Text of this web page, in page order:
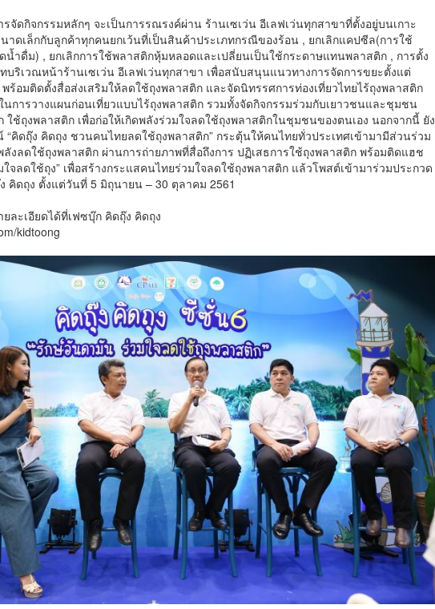
จัดกิจกรรมหลักๆ จะเป็นการรณรงค์ผ่าน ร้านเซเว่น อีเลฟเว่นทุกสาขาที่ตั้งอยู่บนเกาะ
าดเล็กกับลูกค้าทุกคนยกเว้นที่เป็นสินค้าประเภทกรณีของร้อน , ยกเลิกแคปซีล(การใช้
ำดื่ม) , ยกเลิกการใช้พลาสติกหุ้มหลอดและเปลี่ยนเป็นใช้กระดาษแทนพลาสติก , การตั้ง
บริเวณหน้าร้านเซเว่น อีเลฟเว่นทุกสาขา เพื่อสนับสนุนแนวทางการจัดการขยะตั้งแต่
ร้อมติดตั้งสื่อส่งเสริมให้ลดใช้ถุงพลาสติก และจัดนิทรรศการท่องเที่ยวไทยไร้ถุงพลาสติก
นการวางแผนก่อนเที่ยวแบบไร้ถุงพลาสติก รวมทั้งจัดกิจกรรมร่วมกับเยาวชนและชุมชน
ใช้ถุงพลาสติก เพื่อก่อให้เกิดพลังร่วมใจลดใช้ถุงพลาสติกในชุมชนของตนเอง นอกจากนี้ ยัง
“คิดถุ๊ง คิดถุง ชวนคนไทยลดใช้ถุงพลาสติก” กระตุ้นให้คนไทยทั่วประเทศเข้ามามีส่วนร่วม
งลดใช้ถุงพลาสติก ผ่านการถ่ายภาพที่สื่อถึงการ ปฏิเสธการใช้ถุงพลาสติก พร้อมติดแฮช
ใจลดใช้ถุง” เพื่อสร้างกระแสคนไทยร่วมใจลดใช้ถุงพลาสติก แล้วโพสต์เข้ามาร่วมประกวด
คิดถุง ตั้งแต่วันที่ 5 มิถุนายน – 30 ตุลาคม 2561
ละเอียดได้ที่เฟซบุ๊ก คิดถุ๊ง คิดถุง
kidtoong